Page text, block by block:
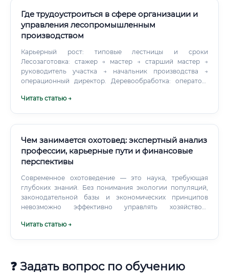
Где трудоустроиться в сфере организации и
управления лесопромышленным
производством
Карьерный рост: типовые лестницы и сроки
Лесозаготовка: стажер → мастер → старший мастер →
руководитель участка → начальник производства →
операционный директор. Деревообработка: оператор/
завода.
Читать статью →
Чем занимается охотовед: экспертный анализ
профессии, карьерные пути и финансовые
перспективы
Современное охотоведение — это наука, требующая
глубоких знаний. Без понимания экологии популяций,
законодательной базы и экономических принципов
невозможно эффективно управлять хозяйством.
системная база, заложенная в ВУЗе или на качественных
Читать статью →
❓ Задать вопрос по обучению